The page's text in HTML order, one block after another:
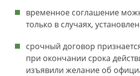
временное соглашение
только в случаях,
срочный договор
при окончании срока
изъявили желание об